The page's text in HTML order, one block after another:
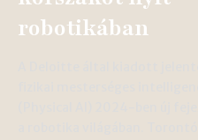
robotikában